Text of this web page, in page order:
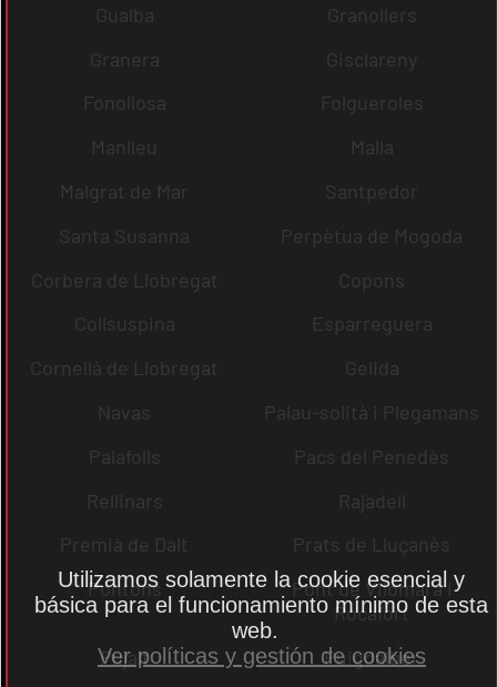
Gualba
Granollers
Granera
Gisclareny
Fonollosa
Folgueroles
Manlleu
Malla
Malgrat de Mar
Santpedor
Santa Susanna
Perpètua de Mogoda
Corbera de Llobregat
Copons
Collsuspina
Esparreguera
Cornellà de Llobregat
Gelida
Navas
Palau-solità i Plegamans
Palafolls
Pacs del Penedès
Rellinars
Rajadell
Premià de Dalt
Prats de Lluçanès
Pontons
Pont de Vilomara i
Rocafort
Pujalt
Puigdàlber
Utilizamos solamente la cookie esencial y
básica para el funcionamiento mínimo de esta
web.
Ver políticas y gestión de cookies